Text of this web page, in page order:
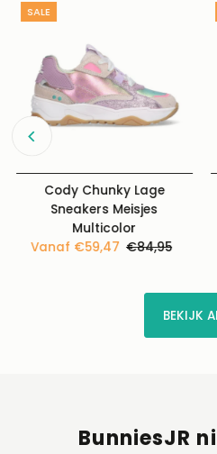
SALE
Cody Chunky Lage
Sneakers Meisjes
Multicolor
Kortingsprijs
Vanaf €59,47 Normale
€84,95
BEKIJK
BunniesJR